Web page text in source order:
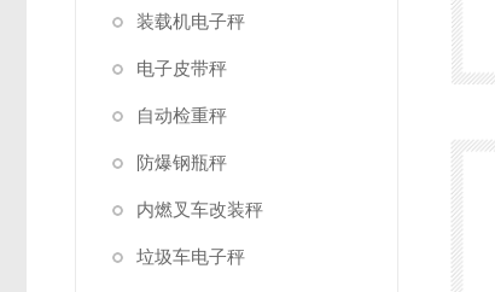
装载机电子秤
电子皮带秤
自动检重秤
防爆钢瓶秤
内燃叉车改装秤
垃圾车电子秤